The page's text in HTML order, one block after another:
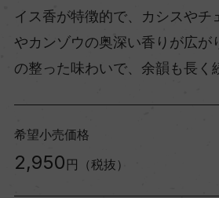
イス香が特徴的で、カシスやチ
やカンゾウの奥深い香りが広が
の整った味わいで、余韻も長く
希望小売価格
2,950 円（税抜）